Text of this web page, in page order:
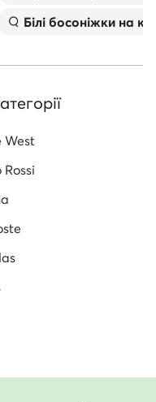
Білі босоніжки на
West
Rossi